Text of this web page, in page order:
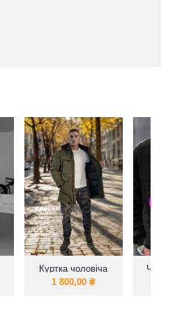
Куртка чоловіча
подовжена тепла
1 800,00 ₴